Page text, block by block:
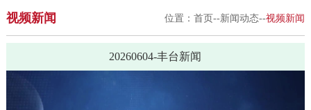
视频新闻 位置：首页--新闻动态--视频新闻
20260604-丰台新闻